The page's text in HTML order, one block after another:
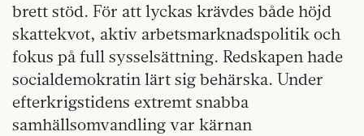
brett stöd. För att lyckas krävdes både höjd
skattekvot, aktiv arbetsmarknadspolitik och
fokus på full sysselsättning. Redskapen hade
socialdemokratin lärt sig behärska. Under
efterkrigstidens extremt snabba
samhällsomvandling var kärnan